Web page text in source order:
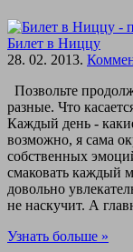
Билет в Ниццу
28. 02. 2013.
Позвольте
разные. Что
Каждый день -
возможно, я сама
собственных
смаковать каждый
довольно
не наскучит. А
Узнать больше »